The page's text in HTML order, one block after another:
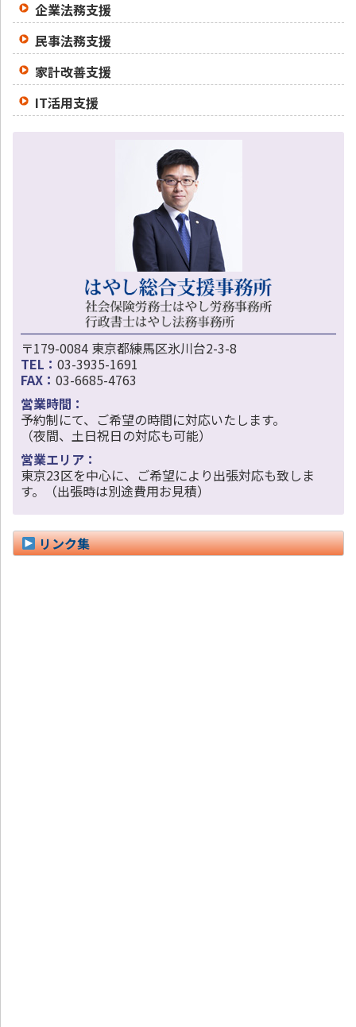
企業法務支援
民事法務支援
家計改善支援
IT活用支援
〒179-0084 東京都練馬区氷川台2-3-8
TEL： 03-3935-1691
FAX： 03-6685-4763
営業時間：
予約制にて、ご希望の時間に対応いたします。
（夜間、土日祝日の対応も可能）
営業エリア：
東京23区を中心に、ご希望により出張対応も致しま
す。（出張時は別途費用お見積）
リンク集